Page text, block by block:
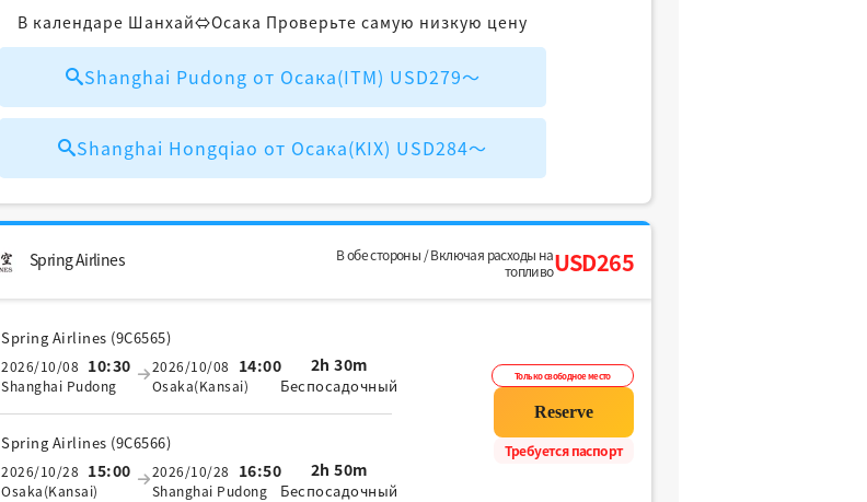
В календаре Шанхай⇔Осака Проверьте самую низкую цену
Shanghai Pudong от Осака(ITM) USD279～
Shanghai Hongqiao от Осака(KIX) USD284～
Spring Airlines
В обе стороны / Включая расходы на
топливоUSD265
Spring Airlines (9C6565)
2026/10/08 10:30
Shanghai Pudong
2026/10/08 14:00
Osaka(Kansai)
2h 30m
Беспосадочный
Spring Airlines (9C6566)
2026/10/28 15:00
Osaka(Kansai)
2026/10/28 16:50
Shanghai Pudong
2h 50m
Беспосадочный
Только свободное место
Требуется паспорт